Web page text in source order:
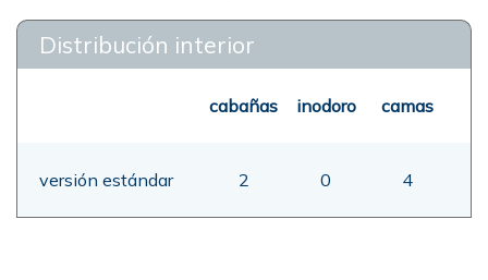
Distribución interior
cabañas inodoro camas
versión estándar 2 0 4